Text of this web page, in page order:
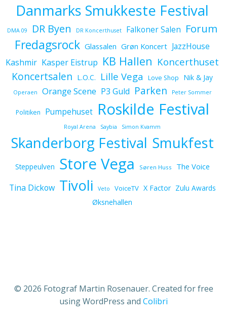
Danmarks Smukkeste Festival
DMA 09 DR Byen DR Koncerthuset Falkoner Salen Forum
Fredagsrock Glassalen Grøn Koncert JazzHouse
Kashmir Kasper Eistrup KB Hallen Koncerthuset
Koncertsalen L.O.C. Lille Vega Love Shop Nik & Jay
Operaen Orange Scene P3 Guld Parken Peter Sommer
Politiken Pumpehuset Roskilde Festival
Royal Arena Saybia Simon Kvamm
Skanderborg Festival Smukfest
Steppeulven Store Vega Søren Huss The Voice
Tina Dickow Tivoli Veto VoiceTV X Factor Zulu Awards
Øksnehallen
© 2026 Fotograf Martin Rosenauer. Created for free
using WordPress and Colibri